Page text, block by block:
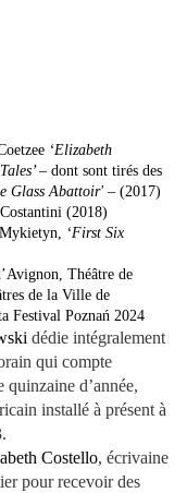
‘Elizabeth
– dont sont tirés des
Glass Abattoir' – (2017)
(2018)
‘First Six
Théâtre de
de la Ville de
Festival Poznań 2024
dédie intégralement
qui compte
d’année,
installé à présent à
Costello, écrivaine
pour recevoir des